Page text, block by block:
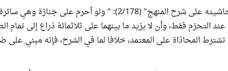
قال الجمل في "حاشيته على شرح المنهج" (2/178): " ولو أحرم على
التحرّم فقط، وأن لا يزيد ما بينهما على ثلاثمائة ذراع إلى تمام
تشترط المحاذاة على المعتمد، خلافا لما في الشرح، فإنه مبني على